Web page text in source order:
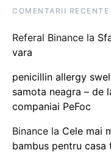
COMENTARII RECENTE
Referal Binance la
vara
penicillin allergy
samota neagra – de
companiai PeFoc
Binance la Cele mai
bambus pentru casa